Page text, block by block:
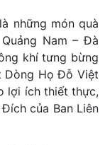
những món quà
Nam – Đà
khí tưng bừng
Dòng Họ Đỗ Việt
lợi ích thiết thực,
của Ban Liên